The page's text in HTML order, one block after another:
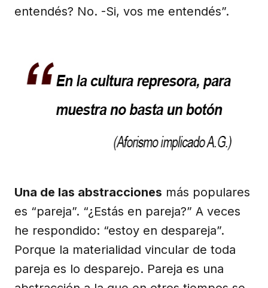
entendés? No. -Si, vos me entendés”.
Una de las abstracciones más populares
es “pareja”. “¿Estás en pareja?” A veces
he respondido: “estoy en despareja”.
Porque la materialidad vincular de toda
pareja es lo desparejo. Pareja es una